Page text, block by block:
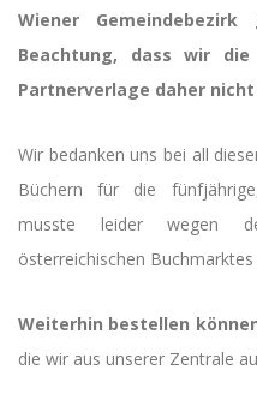
Wiener
Beachtung, dass wir
Partnerverlage daher
Wir bedanken uns bei all
Büchern für die
musste leider wegen
österreichischen
Weiterhin bestellen
die wir aus unserer Zentrale